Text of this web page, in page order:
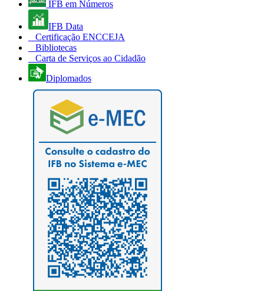
IFB em Números
IFB Data
Certificação ENCCEJA
Bibliotecas
Carta de Serviços ao Cidadão
Diplomados